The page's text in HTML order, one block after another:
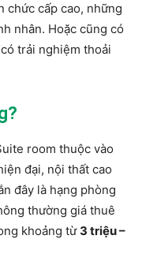
chức cấp cao, những
nhân. Hoặc cũng có
trải nghiệm thoải
room thuộc vào
đại, nội thất cao
đây là hạng phòng
thường giá thuê
khoảng từ 3 triệu –